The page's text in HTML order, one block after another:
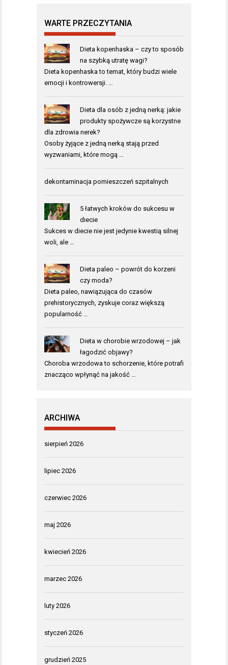
WARTE PRZECZYTANIA
Dieta kopenhaska – czy to sposób
na szybką utratę wagi?
Dieta kopenhaska to temat, który budzi wiele
emocji i kontrowersji. …
Dieta dla osób z jedną nerką: jakie
produkty spożywcze są korzystne
dla zdrowia nerek?
Osoby żyjące z jedną nerką stają przed
wyzwaniami, które mogą …
dekontaminacja pomieszczeń szpitalnych
5 łatwych kroków do sukcesu w
diecie
Sukces w diecie nie jest jedynie kwestią silnej
woli, ale …
Dieta paleo – powrót do korzeni
czy moda?
Dieta paleo, nawiązująca do czasów
prehistorycznych, zyskuje coraz większą
popularność …
Dieta w chorobie wrzodowej – jak
łagodzić objawy?
Choroba wrzodowa to schorzenie, które potrafi
znacząco wpłynąć na jakość …
ARCHIWA
sierpień 2026
lipiec 2026
czerwiec 2026
maj 2026
kwiecień 2026
marzec 2026
luty 2026
styczeń 2026
grudzień 2025